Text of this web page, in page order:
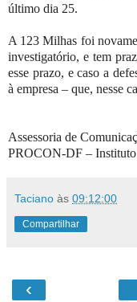
último dia 25.
A 123 Milhas foi
investigatório, e tem
esse prazo, e caso a
à empresa – que, nesse
Assessoria de
PROCON-DF – Instituto
Taciano às 09:12:00
Compartilhar
‹